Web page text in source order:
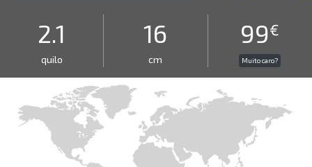
2.1
quilo
16
cm
99€
Muito caro?